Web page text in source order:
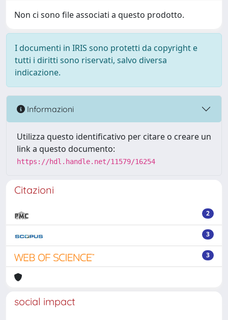
Non ci sono file associati a questo prodotto.
I documenti in IRIS sono protetti da copyright e
tutti i diritti sono riservati, salvo diversa
indicazione.
Informazioni
Utilizza questo identificativo per citare o creare un
link a questo documento:
https://hdl.handle.net/11579/16254
Citazioni
2
3
3
social impact